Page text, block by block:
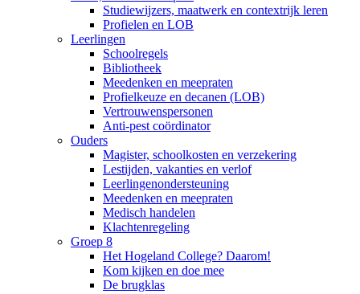
Studiewijzers, maatwerk en contextrijk leren
Profielen en LOB
Leerlingen
Schoolregels
Bibliotheek
Meedenken en meepraten
Profielkeuze en decanen (LOB)
Vertrouwenspersonen
Anti-pest coördinator
Ouders
Magister, schoolkosten en verzekering
Lestijden, vakanties en verlof
Leerlingenondersteuning
Meedenken en meepraten
Medisch handelen
Klachtenregeling
Groep 8
Het Hogeland College? Daarom!
Kom kijken en doe mee
De brugklas